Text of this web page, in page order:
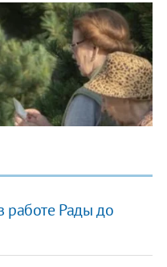
работе Рады до